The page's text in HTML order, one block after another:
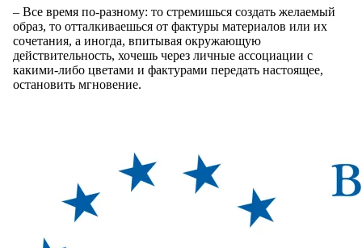
– Все время по-разному: то стремишься создать желаемый
образ, то отталкиваешься от фактуры материалов или их
сочетания, а иногда, впитывая окружающую
действительность, хочешь через личные ассоциации с
какими-либо цветами и фактурами передать настоящее,
остановить мгновение.